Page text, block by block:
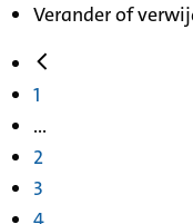
Verander of
1
...
2
3